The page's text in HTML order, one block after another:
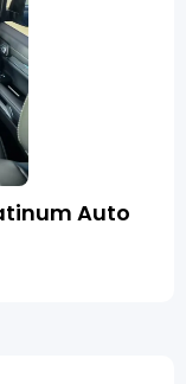
Auto